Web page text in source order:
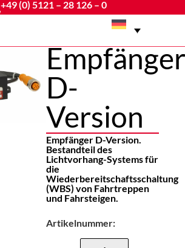
+49 (0) 5121 – 28 126 – 0
Empfänger
D-
Version
Empfänger D-Version.
Bestandteil des
Lichtvorhang-Systems für
die
Wiederbereitschaftsschaltung
(WBS) von Fahrtreppen
und Fahrsteigen.
Artikelnummer: